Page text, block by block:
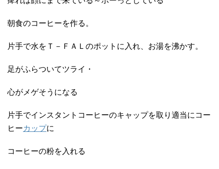
朝食のコーヒーを作る。
片手で水をＴ－ＦＡＬのポットに入れ、お湯を沸かす。
足がふらついてツライ・
心がメゲそうになる
片手でインスタントコーヒーのキャップを取り適当にコー
ヒーカップに
コーヒーの粉を入れる